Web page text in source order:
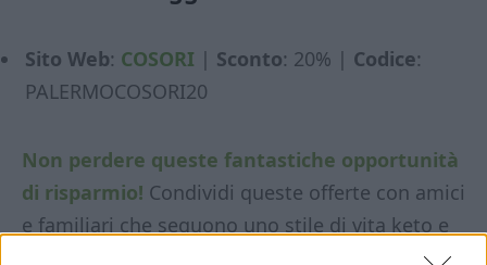
Sito Web: COSORI | Sconto: 20% | Codice:
PALERMOCOSORI20
Non perdere queste fantastiche opportunità
di risparmio! Condividi queste offerte con amici
e familiari che seguono uno stile di vita keto e